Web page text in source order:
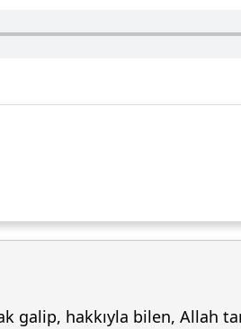
galip, hakkıyla bilen, Allah